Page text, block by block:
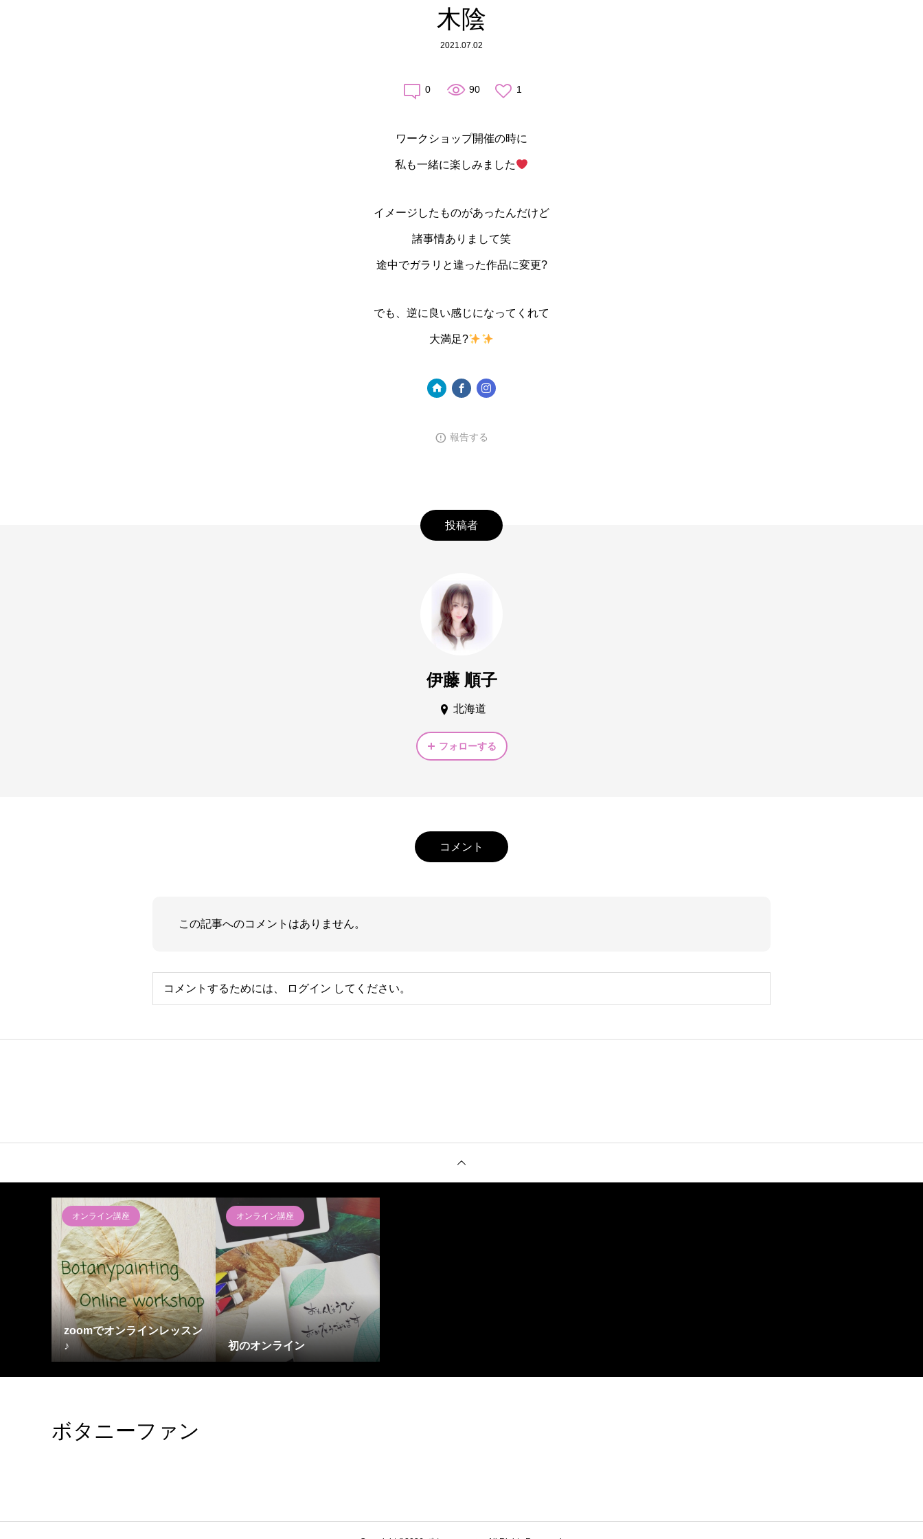
木陰
2021.07.02
0 90 1
ワークショップ開催の時に
私も一緒に楽しみました
イメージしたものがあったんだけど
諸事情ありまして笑
途中でガラリと違った作品に変更?
でも、逆に良い感じになってくれて
大満足?
報告する
投稿者
伊藤 順子
北海道
フォローする
コメント
この記事へのコメントはありません。
コメントするためには、 ログイン してください。
オンライン講座
zoomでオンラインレッスン
♪
オンライン講座
初のオンライン
ボタニーファン